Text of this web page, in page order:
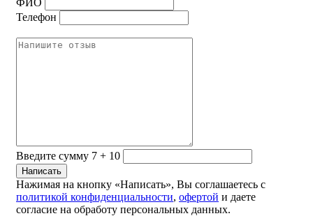
Телефон
Введите сумму 7 + 10
Нажимая на кнопку «Написать», Вы соглашаетесь с
политикой конфиденциальности, офертой и даете
согласие на обработу персональных данных.